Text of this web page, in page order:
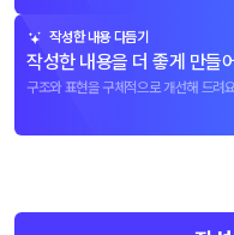
작성한 내용 다듬기
작성한 내용을 더 좋게 만들
구조와 표현을 구체적으로 개선해 드려